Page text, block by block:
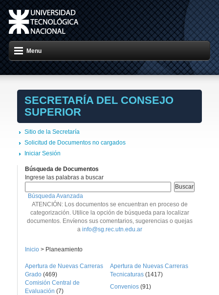
Menu
SECRETARÍA DEL CONSEJO
SUPERIOR
Sitio de la Secretaría
Solicitud de Documentos no cargados
Iniciar Sesión
Búsqueda de Documentos
Ingrese las palabras a buscar
Búsqueda Avanzada
ATENCIÓN: Los documentos se encuentran en proceso de
categorización. Utilice la opción de búsqueda para localizar
documentos. Envíenos sus comentarios, sugerencias o quejas
a info@sg.rec.utn.edu.ar
Inicio > Planeamiento
Apertura de Nuevas Carreras
Grado (469)
Apertura de Nuevas Carreras
Tecnicaturas (1417)
Comisión Central de
Evaluación (7)
Convenios (91)